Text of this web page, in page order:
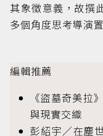
其象徵意義，故撰
多個角度思考導演
編輯推薦
《盜墓奇美拉
與現實交織
彭紹宇／在塵